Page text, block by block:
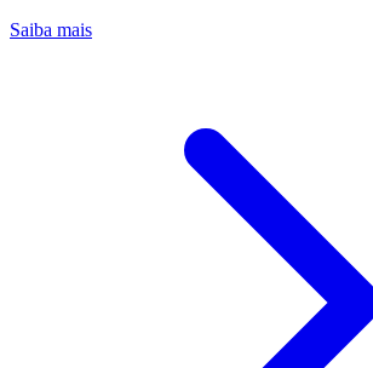
Saiba mais